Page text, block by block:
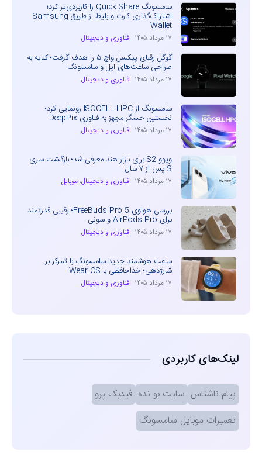
سامسونگ Quick Share را کاربردی‌تر کرد؛
اشتراک‌گذاری کارت و بلیط از طریق Samsung
Wallet
۱۷ مرداد ۱۴۰۵ فناوری و دیجیتال
گوگل رقبای پیکسل واچ ۵ را هدف گرفت؛ کنایه به
طراحی ساعت‌های اپل و سامسونگ
۱۷ مرداد ۱۴۰۵ فناوری و دیجیتال
سامسونگ از ISOCELL HPC رونمایی کرد؛
نخستین حسگر مجهز به فناوری DeepPix
۱۷ مرداد ۱۴۰۵ فناوری و دیجیتال
ویوو S2 برای بازار هند معرفی شد؛ بازگشت سری
S پس از ۷ سال
۱۷ مرداد ۱۴۰۵ فناوری و دیجیتال، موبایل
بررسی هواوی FreeBuds Pro 5؛ رقیبی قدرتمند
برای AirPods Pro و سونی
۱۷ مرداد ۱۴۰۵ فناوری و دیجیتال
ساعت هوشمند جدید سامسونگ با تمرکز بر
شارژدهی؛ خداحافظی با Wear OS
۱۷ مرداد ۱۴۰۵ فناوری و دیجیتال
لینک‌های کاربردی
پیام ناشناس سایت بو نده فیدبک پرو
تعمیرات موبایل سامسونگ